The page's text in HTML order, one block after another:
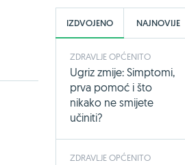
IZDVOJENO NAJNOVIJE
ZDRAVLJE OPĆENITO
Ugriz zmije: Simptomi,
prva pomoć i što
nikako ne smijete
učiniti?
ZDRAVLJE OPĆENITO